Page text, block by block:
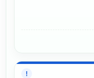
!